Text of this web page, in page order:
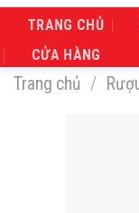
TRANG CHỦ
CỬA HÀNG
Trang chủ /